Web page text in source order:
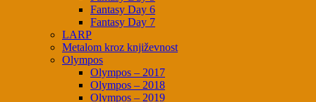
Fantasy Day 6
Fantasy Day 7
LARP
Metalom kroz književnost
Olympos
Olympos – 2017
Olympos – 2018
Olympos – 2019